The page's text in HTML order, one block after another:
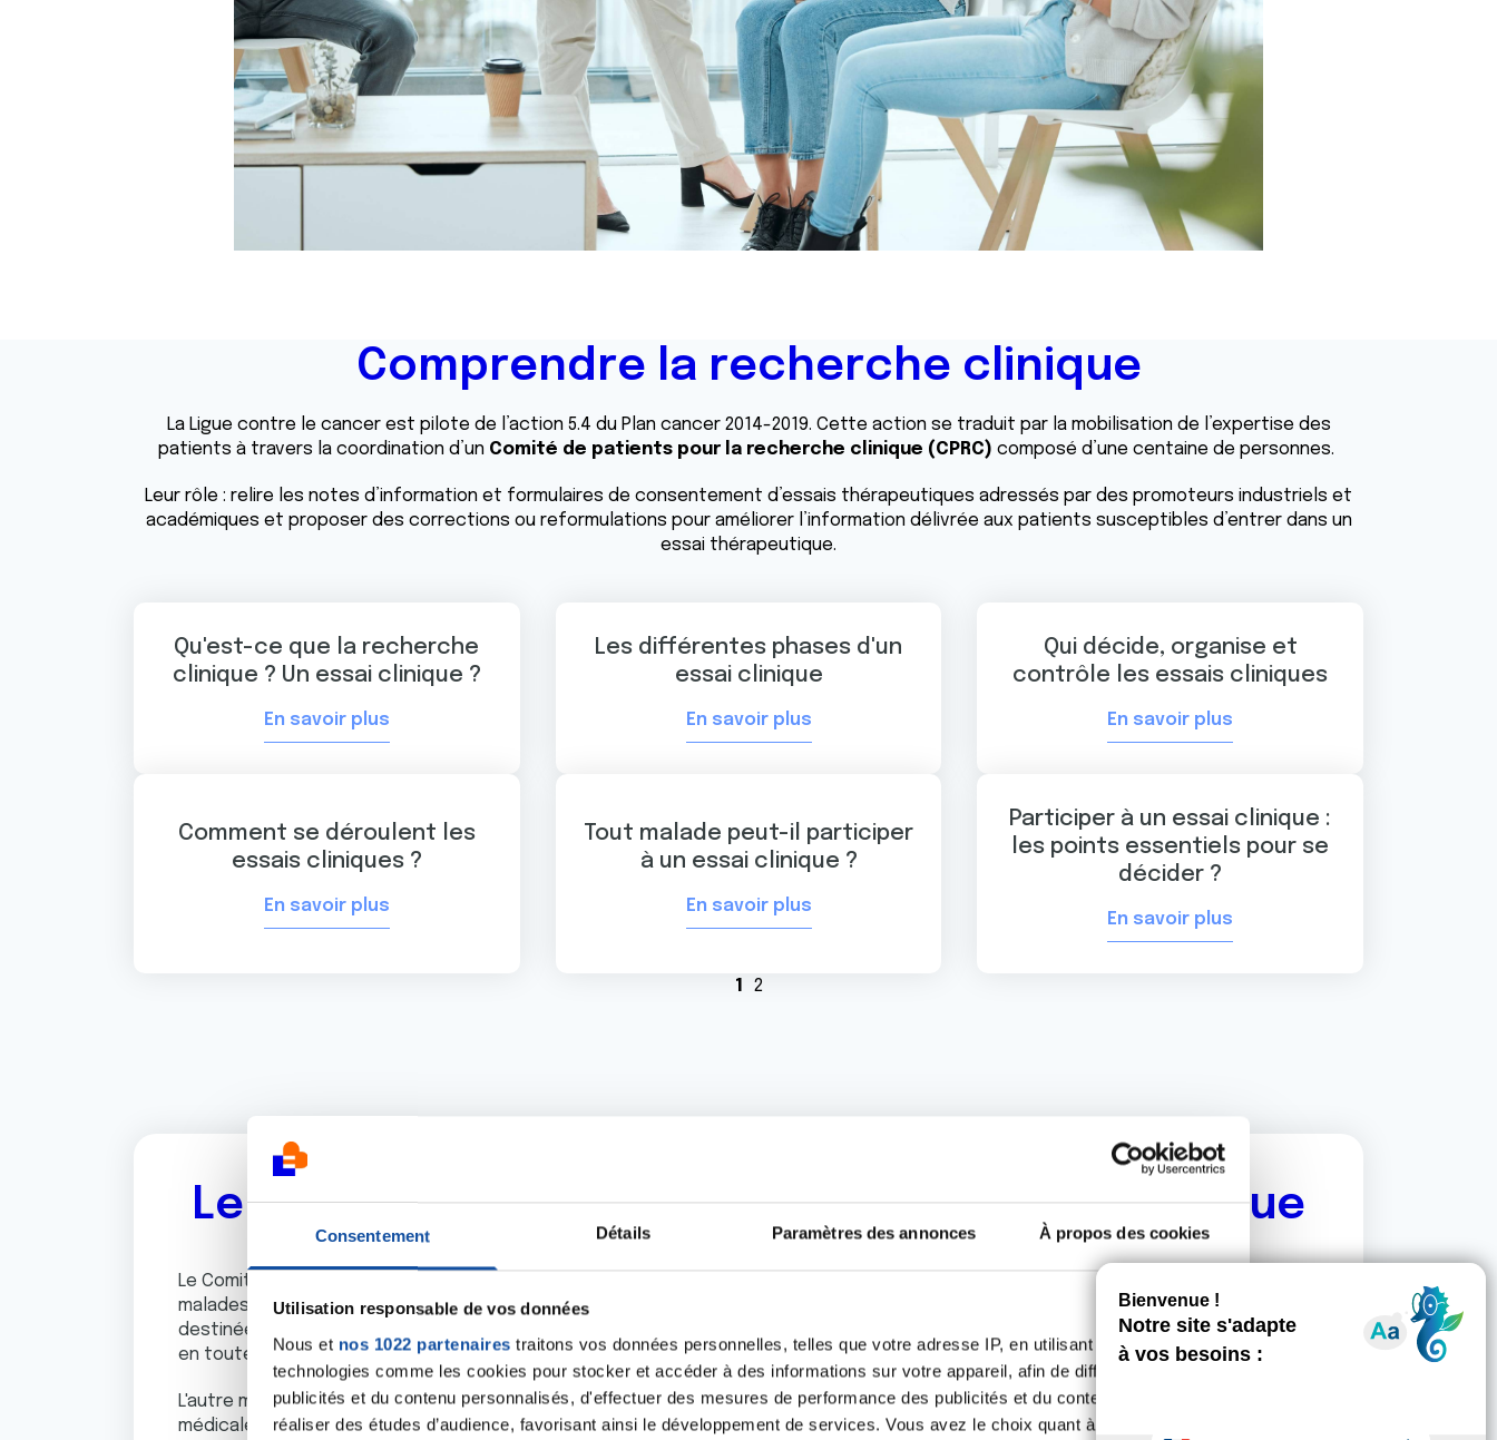
Consentement Détails Paramètres des annonces À propos des cookies
Utilisation responsable de vos données
Nous et nos 1022 partenaires traitons vos données personnelles, telles que votre adresse IP, en utilisant des
technologies comme les cookies pour stocker et accéder à des informations sur votre appareil, afin de diffuser des
publicités et du contenu personnalisés, d'effectuer des mesures de performance des publicités et du contenu, ainsi que de
réaliser des études d’audience, favorisant ainsi le développement de services. Vous avez le choix quant à l'utilisation de
Comprendre la recherche clinique
La Ligue contre le cancer est pilote de l’action 5.4 du Plan cancer 2014-2019. Cette action se traduit par la mobilisation de l’expertise des
patients à travers la coordination d’un Comité de patients pour la recherche clinique (CPRC) composé d’une centaine de personnes.
Leur rôle : relire les notes d’information et formulaires de consentement d’essais thérapeutiques adressés par des promoteurs industriels et
académiques et proposer des corrections ou reformulations pour améliorer l’information délivrée aux patients susceptibles d’entrer dans un
essai thérapeutique.
Qu'est-ce que la recherche
clinique ? Un essai clinique ?
En savoir plus
Les différentes phases d'un
essai clinique
En savoir plus
Qui décide, organise et
contrôle les essais cliniques
En savoir plus
Comment se déroulent les
essais cliniques ?
En savoir plus
Tout malade peut-il participer
à un essai clinique ?
En savoir plus
Participer à un essai clinique :
les points essentiels pour se
décider ?
En savoir plus
1 2
Le Comité de patients pour la recherche clinique
Le Comité de patients de la Ligue nationale contre le cancer réunit des personnes malades, des anciens malades ou des proches de
malades qui ont un intérêt partagé pour la recherche médicale. Son objectif est de relire et d'améliorer les notes d'information
destinées aux patients sollicités pour participer aux essais. Ainsi, ils peuvent prendre une décision quant à leur participation (ou pas)
en toute connaissance de cause.
L'autre mission du Comité est de représenter les personnes malades auprès de l'ensemble des autres acteurs de la recherche
médicale.